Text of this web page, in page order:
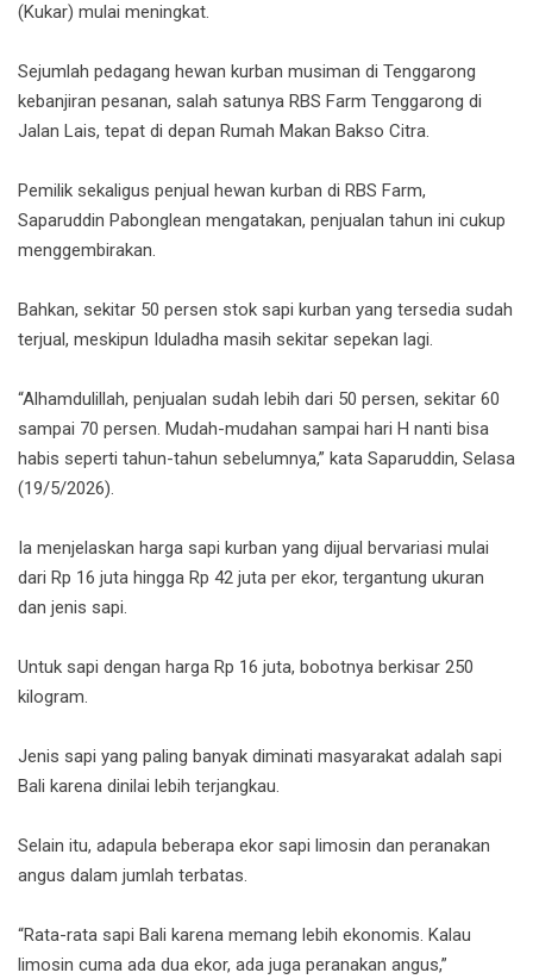
(Kukar) mulai meningkat.
Sejumlah pedagang hewan kurban musiman di Tenggarong
kebanjiran pesanan, salah satunya RBS Farm Tenggarong di
Jalan Lais, tepat di depan Rumah Makan Bakso Citra.
Pemilik sekaligus penjual hewan kurban di RBS Farm,
Saparuddin Pabonglean mengatakan, penjualan tahun ini cukup
menggembirakan.
Bahkan, sekitar 50 persen stok sapi kurban yang tersedia sudah
terjual, meskipun Iduladha masih sekitar sepekan lagi.
“Alhamdulillah, penjualan sudah lebih dari 50 persen, sekitar 60
sampai 70 persen. Mudah-mudahan sampai hari H nanti bisa
habis seperti tahun-tahun sebelumnya,” kata Saparuddin, Selasa
(19/5/2026).
Ia menjelaskan harga sapi kurban yang dijual bervariasi mulai
dari Rp 16 juta hingga Rp 42 juta per ekor, tergantung ukuran
dan jenis sapi.
Untuk sapi dengan harga Rp 16 juta, bobotnya berkisar 250
kilogram.
Jenis sapi yang paling banyak diminati masyarakat adalah sapi
Bali karena dinilai lebih terjangkau.
Selain itu, adapula beberapa ekor sapi limosin dan peranakan
angus dalam jumlah terbatas.
“Rata-rata sapi Bali karena memang lebih ekonomis. Kalau
limosin cuma ada dua ekor, ada juga peranakan angus,”